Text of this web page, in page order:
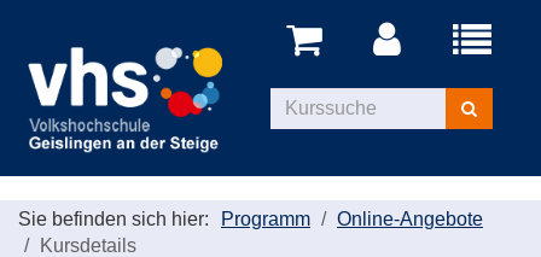
Menü
Kurse
suchen
Sie befinden sich hier: Programm
Online-Angebote
Kursdetails